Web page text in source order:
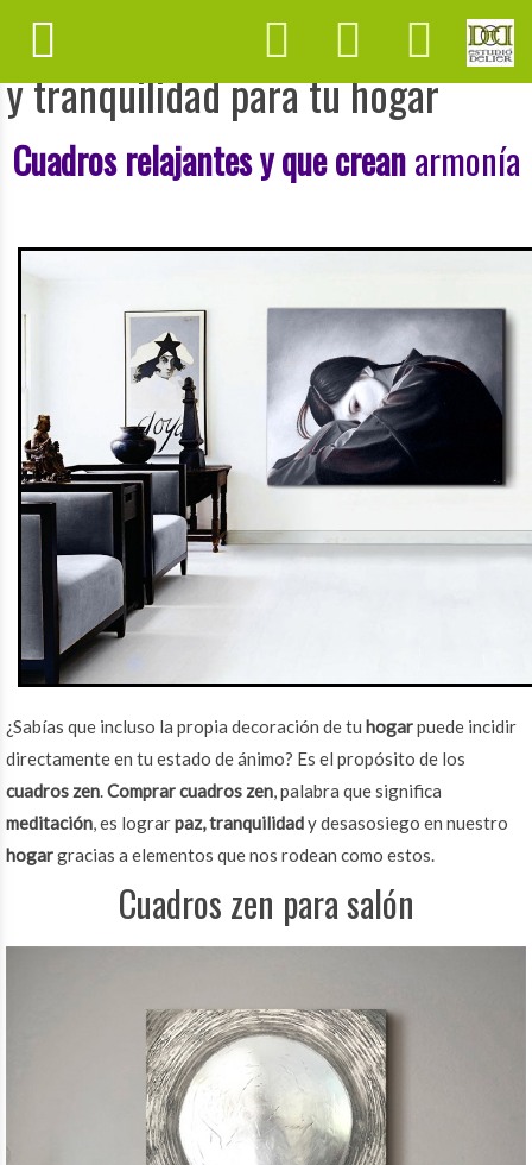
Comprar cuadros zen, meditación
y tranquilidad para tu hogar
Cuadros relajantes y que creanarmonía
¿Sabías que incluso la propia decoración de tu hogarpuede incidir
directamente en tu estado de ánimo? Es el propósito de los
cuadros zen.Comprar cuadros zen, palabra que significa
meditación, es lograrpaz,tranquilidady desasosiego en nuestro
hogargracias a elementos que nos rodean como estos.
Cuadros zen para salón